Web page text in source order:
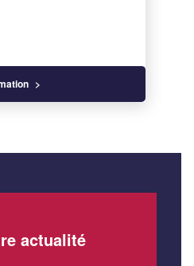
actualité